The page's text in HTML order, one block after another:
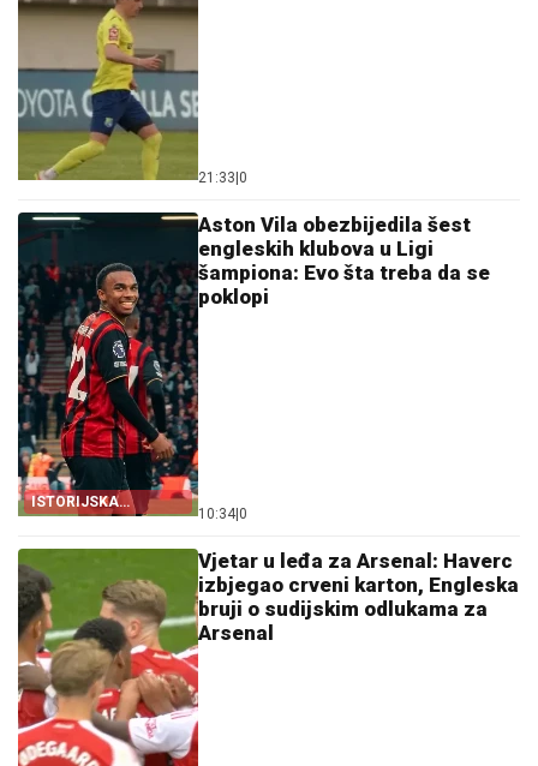
21:33 0
ISTORIJSKA
NEDJELJA
Aston Vila obezbijedila šest
engleskih klubova u Ligi
šampiona: Evo šta treba da se
poklopi
10:34 0
Vjetar u leđa za Arsenal: Haverc
izbjegao crveni karton, Engleska
bruji o sudijskim odlukama za
Arsenal